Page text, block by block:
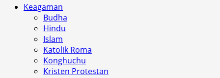
Keagaman
Budha
Hindu
Islam
Katolik Roma
Konghuchu
Kristen Protestan